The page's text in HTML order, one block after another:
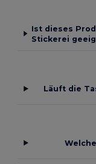
Ist dieses
Stickerei
Läuft die